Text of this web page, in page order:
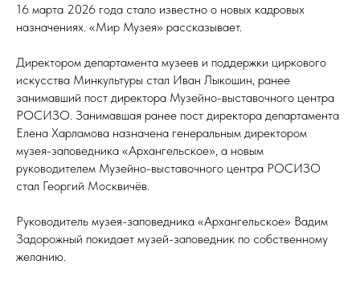
16 марта 2026 года стало известно о новых кадровых
назначениях. «Мир Музея» рассказывает.
Директором департамента музеев и поддержки циркового
искусства Минкультуры стал Иван Лыкошин, ранее
занимавший пост директора Музейно-выставочного центра
РОСИЗО. Занимавшая ранее пост директора департамента
Елена Харламова назначена генеральным директором
музея-заповедника «Архангельское», а новым
руководителем Музейно-выставочного центра РОСИЗО
стал Георгий Москвичёв.
Руководитель музея-заповедника «Архангельское» Вадим
Задорожный покидает музей-заповедник по собственному
желанию.